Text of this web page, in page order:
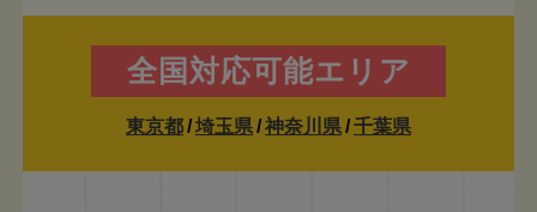
全国対応可能エリア
東京都/埼玉県/神奈川県/千葉県